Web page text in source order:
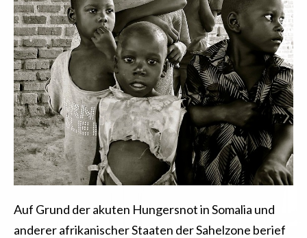
Auf Grund der akuten Hungersnot in Somalia und
anderer afrikanischer Staaten der Sahelzone berief